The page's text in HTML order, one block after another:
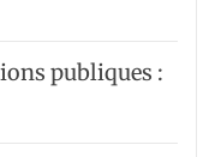
publiques :